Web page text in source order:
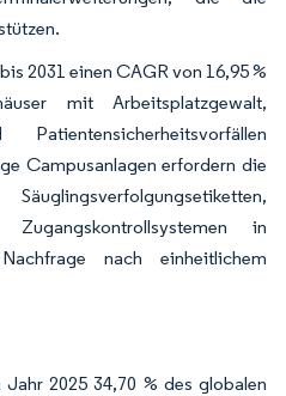
2031 einen CAGR von 16,95 %
mit Arbeitsplatzgewalt,
Campusanlagen erfordern die
Zugangskontrollsystemen in
nach einheitlichem
2025 34,70 % des globalen